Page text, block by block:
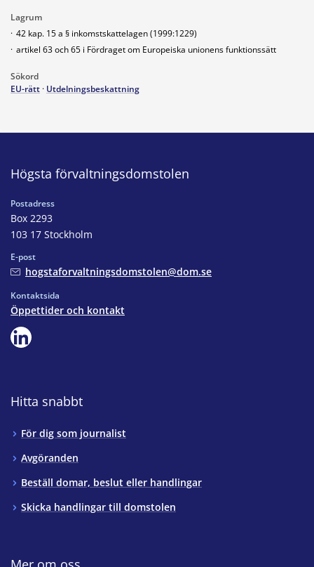
Lagrum
· 42 kap. 15 a § inkomstskattelagen (1999:1229)
· artikel 63 och 65 i Fördraget om Europeiska unionens funktionssätt
Sökord
EU-rätt · Utdelningsbeskattning
Högsta förvaltningsdomstolen
Postadress
Box 2293
103 17 Stockholm
E-post
hogstaforvaltningsdomstolen@dom.se
Kontaktsida
Öppettider och kontakt
Hitta snabbt
För dig som journalist
Avgöranden
Beställ domar, beslut eller handlingar
Skicka handlingar till domstolen